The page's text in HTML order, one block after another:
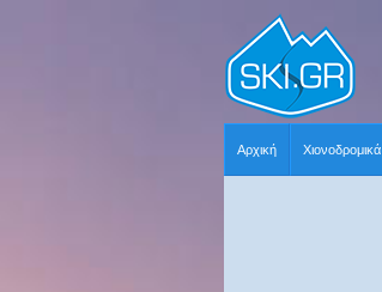
Αρχική Χιονοδρομικά